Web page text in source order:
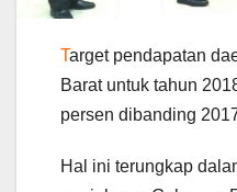
Target pendapatan
Barat untuk tahun
persen dibanding
Hal ini terungkap